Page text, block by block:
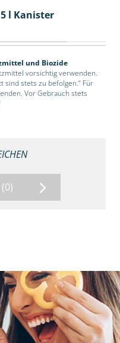
l Kanister
und Biozide
vorsichtig verwenden.
stets zu befolgen.“ Für
Vor Gebrauch stets
(0)